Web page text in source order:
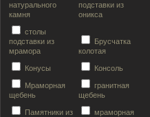
натурального
камня
подставки из
оникса
столы
подставки из
мрамора
Брусчатка
колотая
Конусы Консоль
Мраморная
щебень
гранитная
щебень
Памятники из
мраморная